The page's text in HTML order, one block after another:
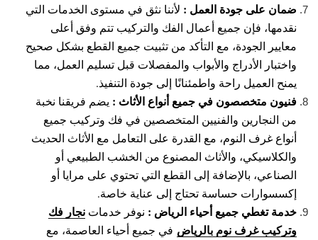
ضمان على جودة العمل : لأننا نثق في مستوى الخدمات التي
نقدمها، فإن جميع أعمال الفك والتركيب تتم وفق أعلى
معايير الجودة، مع التأكد من تثبيت جميع القطع بشكل صحيح
واختبار الأدراج والأبواب والمفصلات قبل تسليم العمل، مما
يمنح العميل راحة واطمئنانًا إلى جودة التنفيذ.
فنيون متخصصون في جميع أنواع الأثاث : يضم فريقنا نخبة
من النجارين والفنيين المتخصصين في فك وتركيب جميع
أنواع غرف النوم، مع القدرة على التعامل مع الأثاث الحديث
والكلاسيكي، والأثاث المصنوع من الخشب الطبيعي أو
الصناعي، بالإضافة إلى القطع التي تحتوي على مرايا أو
إكسسوارات حساسة تحتاج إلى عناية خاصة.
خدمة تغطي جميع أحياء الرياض : نوفر خدمات نجار فك
وتركيب غرف نوم بالرياض في جميع أحياء العاصمة، مع